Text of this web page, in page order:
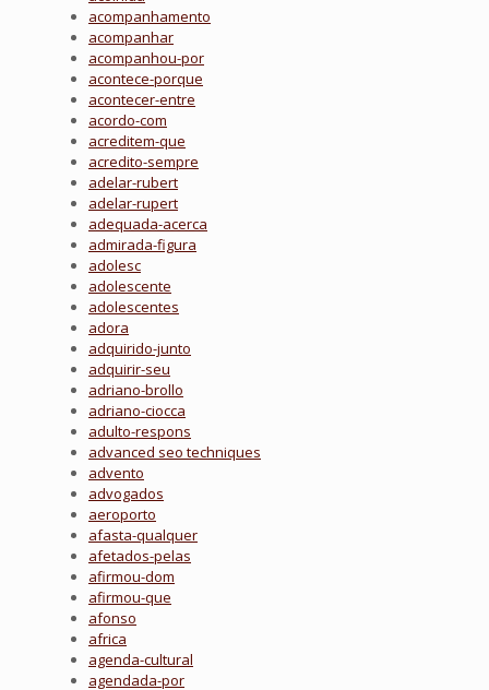
acompanhamento
acompanhar
acompanhou-por
acontece-porque
acontecer-entre
acordo-com
acreditem-que
acredito-sempre
adelar-rubert
adelar-rupert
adequada-acerca
admirada-figura
adolesc
adolescente
adolescentes
adora
adquirido-junto
adquirir-seu
adriano-brollo
adriano-ciocca
adulto-respons
advanced seo techniques
advento
advogados
aeroporto
afasta-qualquer
afetados-pelas
afirmou-dom
afirmou-que
afonso
africa
agenda-cultural
agendada-por